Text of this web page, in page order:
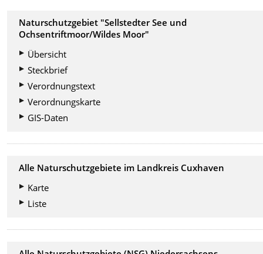
Naturschutzgebiet "Sellstedter See und
Ochsentriftmoor/Wildes Moor"
Übersicht
Steckbrief
Verordnungstext
Verordnungskarte
GIS-Daten
Alle Naturschutzgebiete im Landkreis Cuxhaven
Karte
Liste